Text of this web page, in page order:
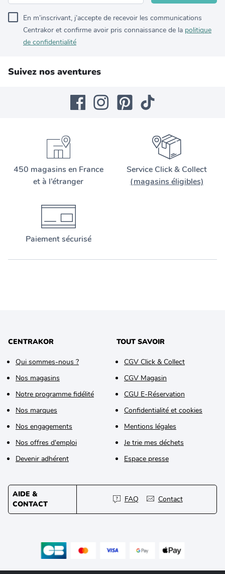
En m’inscrivant, j’accepte de recevoir les communications
Centrakor et confirme avoir pris connaissance de la politique
de confidentialité
Suivez nos aventures
450 magasins en France
et à l’étranger
Service Click & Collect
(magasins éligibles)
Paiement sécurisé
CENTRAKOR
Qui sommes-nous ?
Nos magasins
Notre programme fidélité
Nos marques
Nos engagements
Nos offres d'emploi
Devenir adhérent
TOUT SAVOIR
CGV Click & Collect
CGV Magasin
CGU E-Réservation
Confidentialité et cookies
Mentions légales
Je trie mes déchets
Espace presse
AIDE &
CONTACT
FAQ Contact